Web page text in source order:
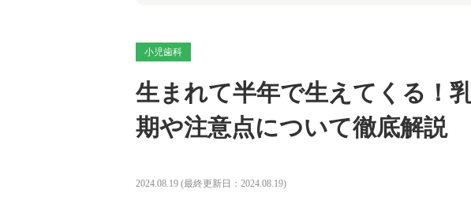
小児歯科
生まれて半年で生えてくる！
期や注意点について徹底解説
2024.08.19 (最終更新日：2024.08.19)